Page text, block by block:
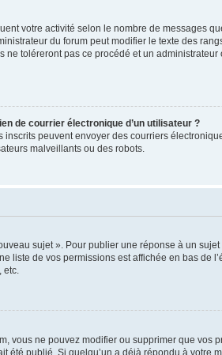
votre activité selon le nombre de messages
du forum peut modifier le texte des
ne toléreront pas ce procédé et un
de courrier électronique d’un utilisateur ?
peuvent envoyer des courriers
malveillants ou des robots.
sujet ». Pour publier une réponse à un
liste de vos permissions est affichée en bas de
etc.
vous ne pouvez modifier ou supprimer que
publié. Si quelqu’un a déjà répondu à votre